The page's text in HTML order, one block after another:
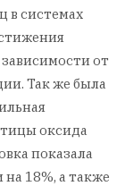
в системах
от
Так же была
оксида
показала
18%, а также